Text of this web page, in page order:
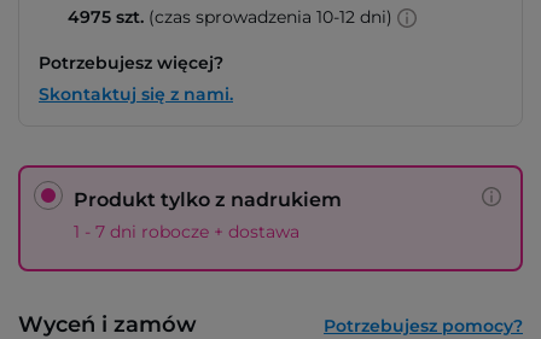
4975 szt. (czas sprowadzenia 10-12 dni)
Potrzebujesz więcej?
Skontaktuj się z nami.
Produkt tylko z nadrukiem
1 - 7 dni robocze + dostawa
Wyceń i zamów
Potrzebujesz pomocy?